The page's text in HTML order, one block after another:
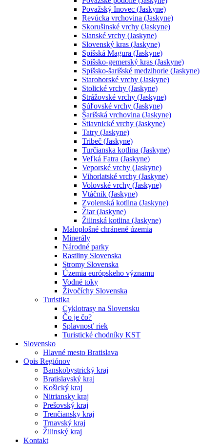
Považský Inovec (Jaskyne)
Revúcka vrchovina (Jaskyne)
Skorušinské vrchy (Jaskyne)
Slanské vrchy (Jaskyne)
Slovenský kras (Jaskyne)
Spišská Magura (Jaskyne)
Spišsko-gemerský kras (Jaskyne)
Spišsko-šarišské medzihorie (Jaskyne)
Starohorské vrchy (Jaskyne)
Stolické vrchy (Jaskyne)
Strážovské vrchy (Jaskyne)
Súľovské vrchy (Jaskyne)
Šarišská vrchovina (Jaskyne)
Štiavnické vrchy (Jaskyne)
Tatry (Jaskyne)
Tribeč (Jaskyne)
Turčianska kotlina (Jaskyne)
Veľká Fatra (Jaskyne)
Veporské vrchy (Jaskyne)
Vihorlatské vrchy (Jaskyne)
Volovské vrchy (Jaskyne)
Vtáčnik (Jaskyne)
Zvolenská kotlina (Jaskyne)
Žiar (Jaskyne)
Žilinská kotlina (Jaskyne)
Maloplošné chránené územia
Minerály
Národné parky
Rastliny Slovenska
Stromy Slovenska
Územia európskeho významu
Vodné toky
Živočíchy Slovenska
Turistika
Cyklotrasy na Slovensku
Čo je čo?
Splavnosť riek
Turistické chodníky KST
Slovensko
Hlavné mesto Bratislava
Opis Regiónov
Banskobystrický kraj
Bratislavský kraj
Košický kraj
Nitriansky kraj
Prešovský kraj
Trenčiansky kraj
Trnavský kraj
Žilinský kraj
Kontakt